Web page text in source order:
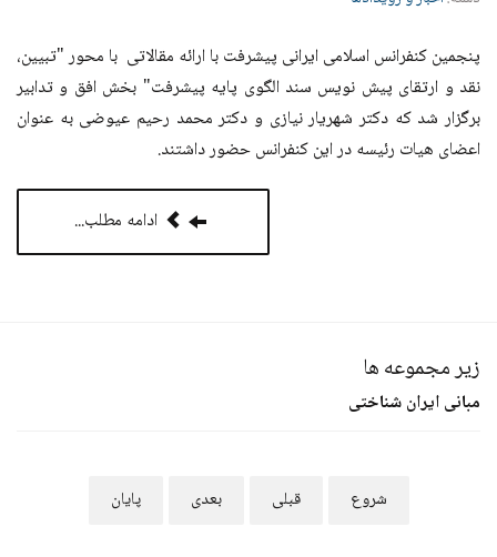
پنجمین کنفرانس اسلامی ایرانی پیشرفت با ارائه مقالاتی با محور "تبیین،
نقد و ارتقای پیش نویس سند الگوی پایه پیشرفت" بخش افق و تدابیر
برگزار شد که دکتر شهریار نیازی و دکتر محمد رحیم عیوضی به عنوان
اعضای هیات رئیسه در این کنفرانس حضور داشتند.
ادامه مطلب...
زیر مجموعه ها
مبانی ایران شناختی
شروع قبلی بعدی پایان